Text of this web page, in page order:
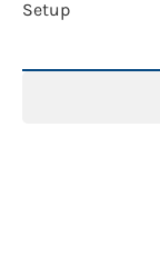
Setup